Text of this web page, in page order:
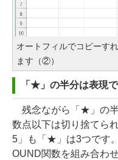
オートフィルでコピーす
ます（②）
「★」の半分は表現
残念ながら「★」の半
数点以下は切り捨てら
5」も「★」は3つです
OUND関数を組み合わせ